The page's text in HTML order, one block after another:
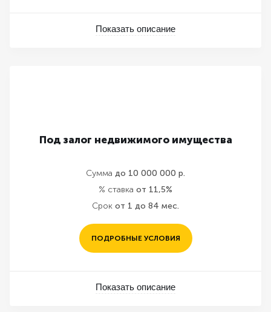
Показать описание
Под залог недвижимого имущества
Сумма до 10 000 000 р.
% ставка от 11,5%
Срок от 1 до 84 мес.
ПОДРОБНЫЕ УСЛОВИЯ
Показать описание